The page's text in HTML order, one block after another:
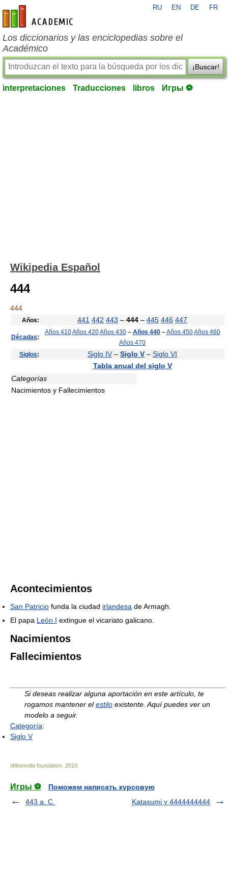
es-academic.com
RU EN DE FR
Los diccionarios y las enciclopedias sobre el
Académico
¡Buscar!
interpretaciones Traducciones libros Игры ⚽
Wikipedia Español
444
444
Años: 441 442 443 – 444 – 445 446 447
Décadas:
Años 410Años 420Años 430– Años 440–Años 450Años 460
Años 470
Siglos: Siglo IV – Siglo V – Siglo VI
Tabla anual del siglo V
Categorías
Nacimientos y Fallecimientos
Acontecimientos
San Patricio funda la ciudad irlandesa de Armagh.
El papa León I extingue el vicariato galicano.
Nacimientos
Fallecimientos
Si deseas realizar alguna aportación en este artículo, te
rogamos mantener elestilo existente. Aquí puedes ver un
modelo a seguir.
Categoría:
Siglo V
Wikimedia foundation 2010
Игры ⚽
Поможем написать курсовую
443 a. C.
Katasumi y 4444444444